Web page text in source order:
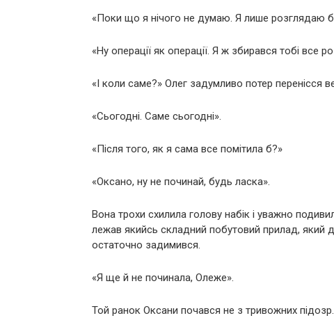
«Поки що я нічого не думаю. Я лише розглядаю
«Ну операції як операції. Я ж збирався тобі все
«І коли саме?» Олег задумливо потер перенісся
«Сьогодні. Саме сьогодні».
«Після того, як я сама все помітила б?»
«Оксано, ну не починай, будь ласка».
Вона трохи схилила голову набік і уважно
лежав якийсь складний побутовий прилад, який
остаточно задимився.
«Я ще й не починала, Олеже».
Той ранок Оксани почався не з тривожних